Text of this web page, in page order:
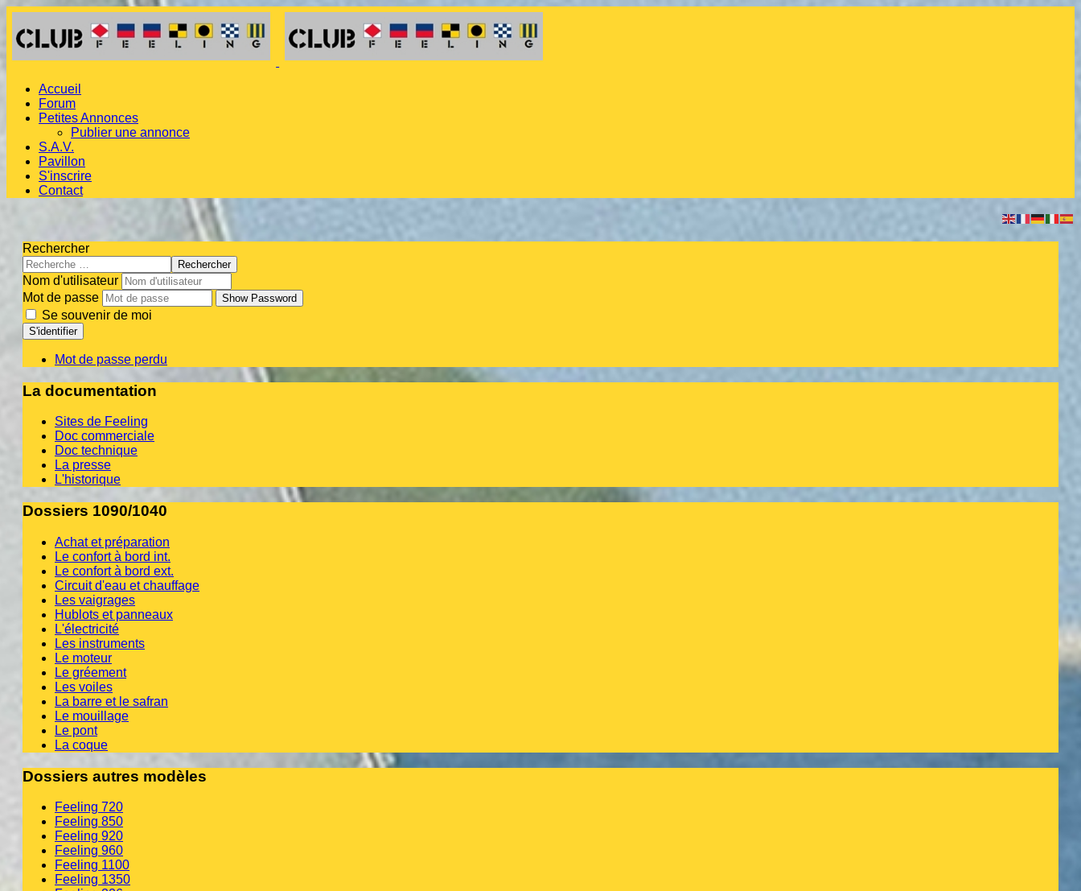
Accueil
Forum
Petites Annonces
Publier une annonce
S.A.V.
Pavillon
S'inscrire
Contact
Rechercher
Rechercher
Nom d'utilisateur
Mot de passe
Show Password
Se souvenir de moi
S'identifier
Mot de passe perdu
La documentation
Sites de Feeling
Doc commerciale
Doc technique
La presse
L'historique
Dossiers 1090/1040
Achat et préparation
Le confort à bord int.
Le confort à bord ext.
Circuit d'eau et chauffage
Les vaigrages
Hublots et panneaux
L'électricité
Les instruments
Le moteur
Le gréement
Les voiles
La barre et le safran
Le mouillage
Le pont
La coque
Dossiers autres modèles
Feeling 720
Feeling 850
Feeling 920
Feeling 960
Feeling 1100
Feeling 1350